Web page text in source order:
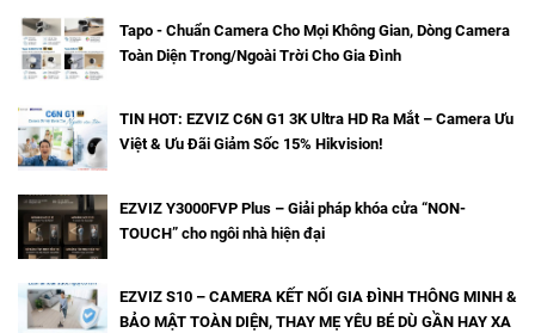
Tapo - Chuẩn Camera Cho Mọi Không Gian, Dòng Camera
Toàn Diện Trong/Ngoài Trời Cho Gia Đình
TIN HOT: EZVIZ C6N G1 3K Ultra HD Ra Mắt – Camera Ưu
Việt & Ưu Đãi Giảm Sốc 15% Hikvision!
EZVIZ Y3000FVP Plus – Giải pháp khóa cửa “NON-
TOUCH” cho ngôi nhà hiện đại
EZVIZ S10 – CAMERA KẾT NỐI GIA ĐÌNH THÔNG MINH &
BẢO MẬT TOÀN DIỆN, THAY MẸ YÊU BÉ DÙ GẦN HAY XA